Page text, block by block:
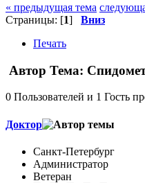
« предыдущая тема
Страницы: [1] Вниз
Печать
Автор Тема:
0 Пользователей и 1 Гость
Доктор
Санкт-Петербург
Администратор
Ветеран